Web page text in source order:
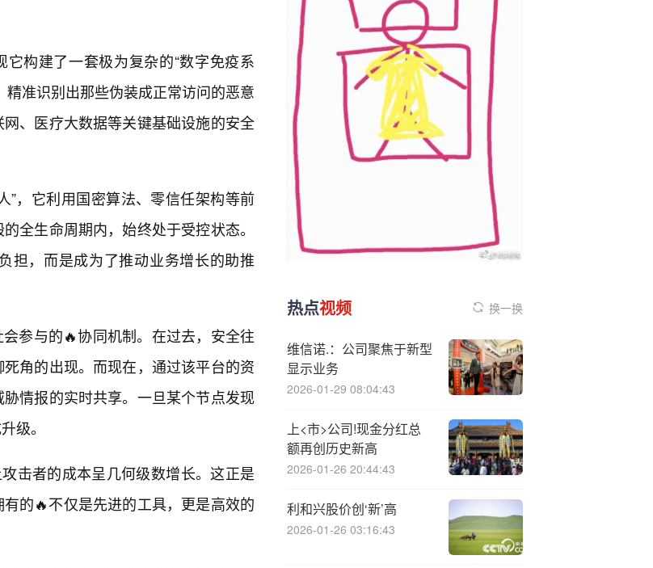
构建了一套极为复杂的“数字免疫系
准识别出那些伪装成正常访问的恶意
、医疗大数据等关键基础设施的安全
”，它利用国密算法、零信任架构等前
全生命周期内，始终处于受控状态。
担，而是成为了推动业务增长的助推
参与的🔥协同机制。在过去，安全往
角的出现。而现在，通过该平台的资
情报的实时共享。一旦某个节点发现
级。
击者的成本呈几何级数增长。这正是
的🔥不仅是先进的工具，更是高效的
热点视频 换一换
维信诺.：公司聚焦于新型
显示业务
2026-01-29 08:04:43
上<市>公司!现金分红总
额再创历史新高
2026-01-26 20:44:43
利和兴股价创‘新’高
2026-01-26 03:16:43